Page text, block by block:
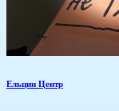
Ельцин Центр